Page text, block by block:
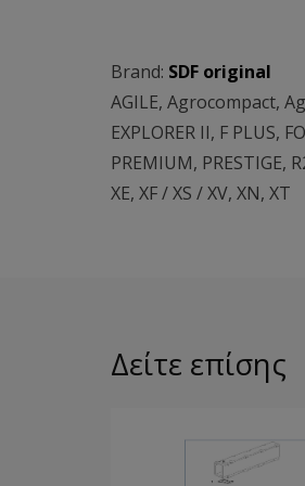
Brand: SDF original
AGILE, Agrocompact,
EXPLORER II, F PLUS,
PREMIUM, PRESTIGE,
XE, XF / XS / XV, XN, XT
Δείτε επίσης